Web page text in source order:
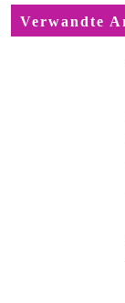
Verwandte